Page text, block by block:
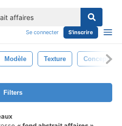
Se connecter S'inscrire
Modèle Texture Conception
Filters